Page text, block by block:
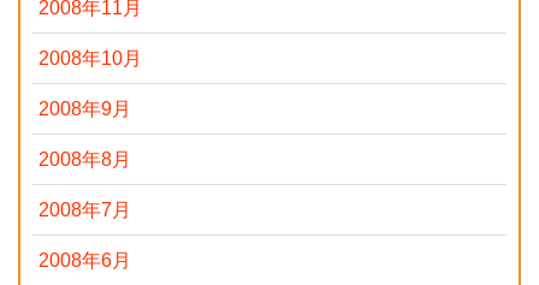
2008年11月
2008年10月
2008年9月
2008年8月
2008年7月
2008年6月